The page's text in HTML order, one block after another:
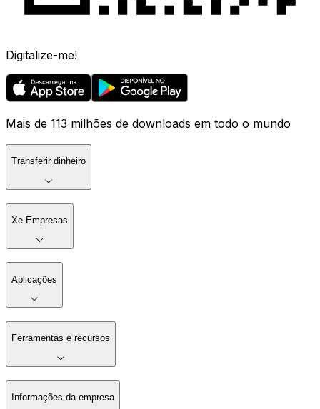
Digitalize-me!
Mais de 113 milhões de downloads em todo o mundo
Transferir dinheiro
Xe Empresas
Aplicações
Ferramentas e recursos
Informações da empresa